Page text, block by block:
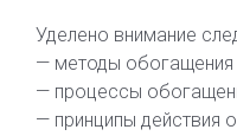
Уделено внимание
— методы
— процессы
— принципы действия